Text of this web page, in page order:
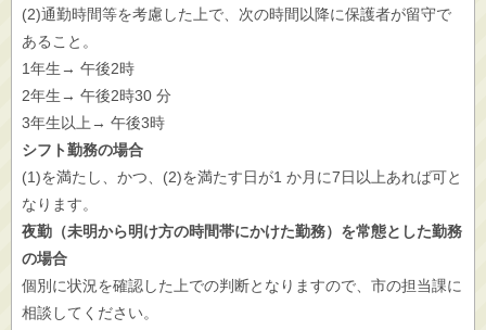
(2)通勤時間等を考慮した上で、次の時間以降に保護者が留守で
あること。
1年生→ 午後2時
2年生→ 午後2時30 分
3年生以上→ 午後3時
シフト勤務の場合
(1)を満たし、かつ、(2)を満たす日が1 か月に7日以上あれば可と
なります。
夜勤（未明から明け方の時間帯にかけた勤務）を常態とした勤務
の場合
個別に状況を確認した上での判断となりますので、市の担当課に
相談してください。